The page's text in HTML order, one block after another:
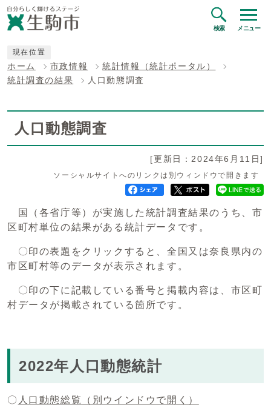
検索 メニュー
現在位置
ホーム 市政情報
統計情報（統計ポータル）
統計調査の結果
人口動態調査
人口動態調査
[更新日：2024年6月11日]
ソーシャルサイトへのリンクは別ウィンドウで開きます
国（各省庁等）が実施した統計調査結果のうち、市
区町村単位の結果がある統計データです。
〇印の表題をクリックすると、全国又は奈良県内の
市区町村等のデータが表示されます。
〇印の下に記載している番号と掲載内容は、市区町
村データが掲載されている箇所です。
2022年人口動態統計
〇 人口動態総覧 （別ウインドウで開く）